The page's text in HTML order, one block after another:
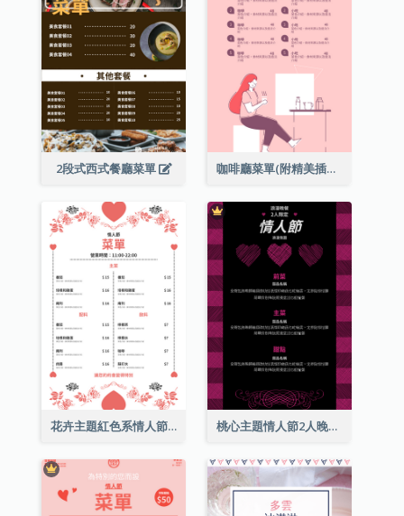
2段式西式餐廳菜單 咖啡廳菜單(附精美插圖)
花卉主題紅色系情人節菜單 桃心主題情人節2人晚餐菜單